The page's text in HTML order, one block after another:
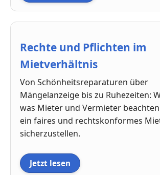
Rechte und Pflichten im
Mietverhältnis
Von Schönheitsreparaturen über
Mängelanzeige bis zu Ruhezeiten:
was Mieter und Vermieter
ein faires und rechtskonformes
sicherzustellen.
Jetzt lesen